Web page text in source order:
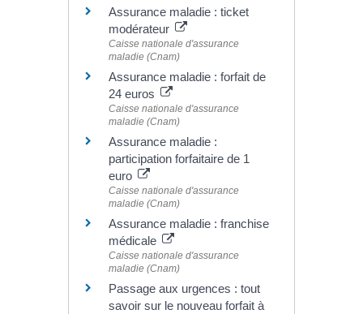
Assurance maladie : ticket
modérateur
Caisse nationale d'assurance
maladie (Cnam)
Assurance maladie : forfait de
24 euros
Caisse nationale d'assurance
maladie (Cnam)
Assurance maladie :
participation forfaitaire de 1
euro
Caisse nationale d'assurance
maladie (Cnam)
Assurance maladie : franchise
médicale
Caisse nationale d'assurance
maladie (Cnam)
Passage aux urgences : tout
savoir sur le nouveau forfait à